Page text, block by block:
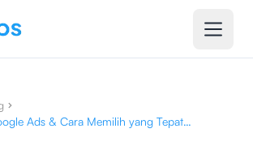
Ads & Cara Memilih yang Tepat